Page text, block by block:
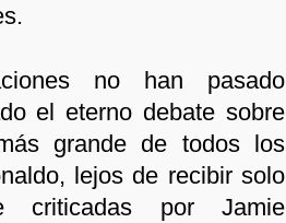
no han pasado
el eterno debate sobre
grande de todos los
lejos de recibir solo
criticadas por Jamie